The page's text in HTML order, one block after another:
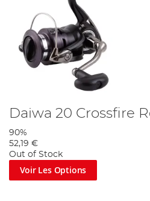
Daiwa 20 Crossfire
90%
52,19 €
Out of Stock
Voir Les Options